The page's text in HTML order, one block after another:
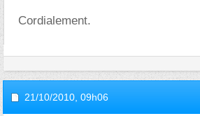
Cordialement.
21/10/2010, 09h06